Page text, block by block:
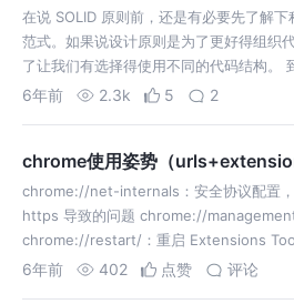
在说 SOLID 原则前，还是有必要先了解
范式。如果说设计原则是为了更好得组织
了让我们有选择得使用不同的代码结构。
构化编程，面向对象编程和函数式编程。
6年前 2.3k 5 2
chrome使用姿势（
chrome://net-internals：安全协议配置
https 导致的问题 chrome://
chrome://restart/：重启 Extensions
6年前 402 点赞 评论